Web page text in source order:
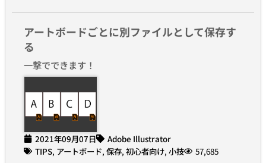
アートボードごとに別ファイルとして保存す
る
一撃でできます！
2021年09月07日
Adobe Illustrator
TIPS, アートボード, 保存, 初心者向け, 小技 57,685